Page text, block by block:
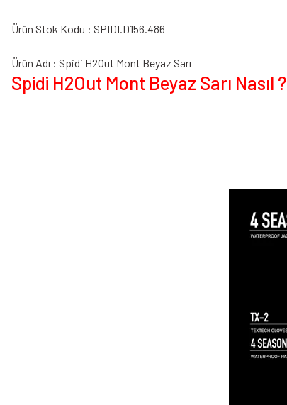
Ürün Stok Kodu : SPIDI.D156.486
Ürün Adı : Spidi H2Out Mont Beyaz Sarı
Spidi H2Out Mont Beyaz Sarı Nasıl ?